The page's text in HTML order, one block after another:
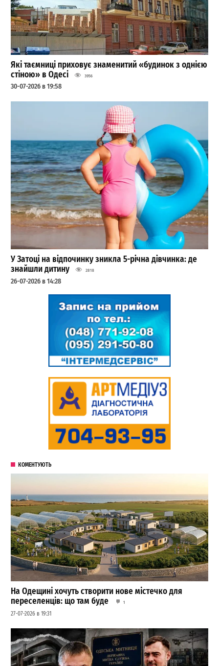
Які таємниці приховує знаменитий «будинок з однією
стіною» в Одесі
3956
30-07-2026 в 19:58
У Затоці на відпочинку зникла 5-річна дівчинка: де
знайшли дитину
2818
26-07-2026 в 14:28
КОМЕНТУЮТЬ
На Одещині хочуть створити нове містечко для
переселенців: що там буде
1
27-07-2026 в 19:31